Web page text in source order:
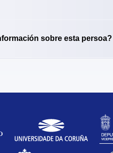
sobre esta persoa?